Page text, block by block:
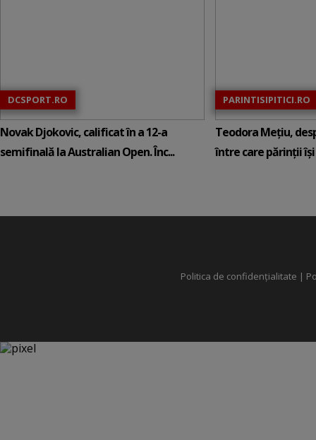
DCSPORT.RO
Novak Djokovic, calificat în a 12-a
semifinală la Australian Open. Înc...
PARINTISIPITICI.RO
Teodora Mețiu,
între care părinții își
Politica de confidențialitate |